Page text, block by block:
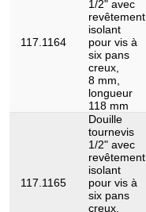
117.1164
1/2" avec
revêtement
isolant
pour vis à
six pans
creux,
8 mm,
longueur
118 mm
117.1165
Douille
tournevis
1/2" avec
revêtement
isolant
pour vis à
six pans
creux,